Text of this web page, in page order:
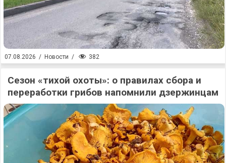
07.08.2026 / Новости / 382
Сезон «тихой охоты»: о правилах сбора и
переработки грибов напомнили дзержинцам